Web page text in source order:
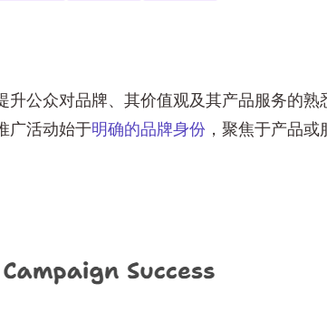
公众对品牌、其价值观及其产品服务的
广活动始于明确的品牌身份 ，聚焦于产品